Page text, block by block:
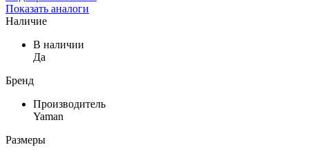
Показать аналоги
Наличие
В наличии
Да
Бренд
Производитель
Yaman
Размеры